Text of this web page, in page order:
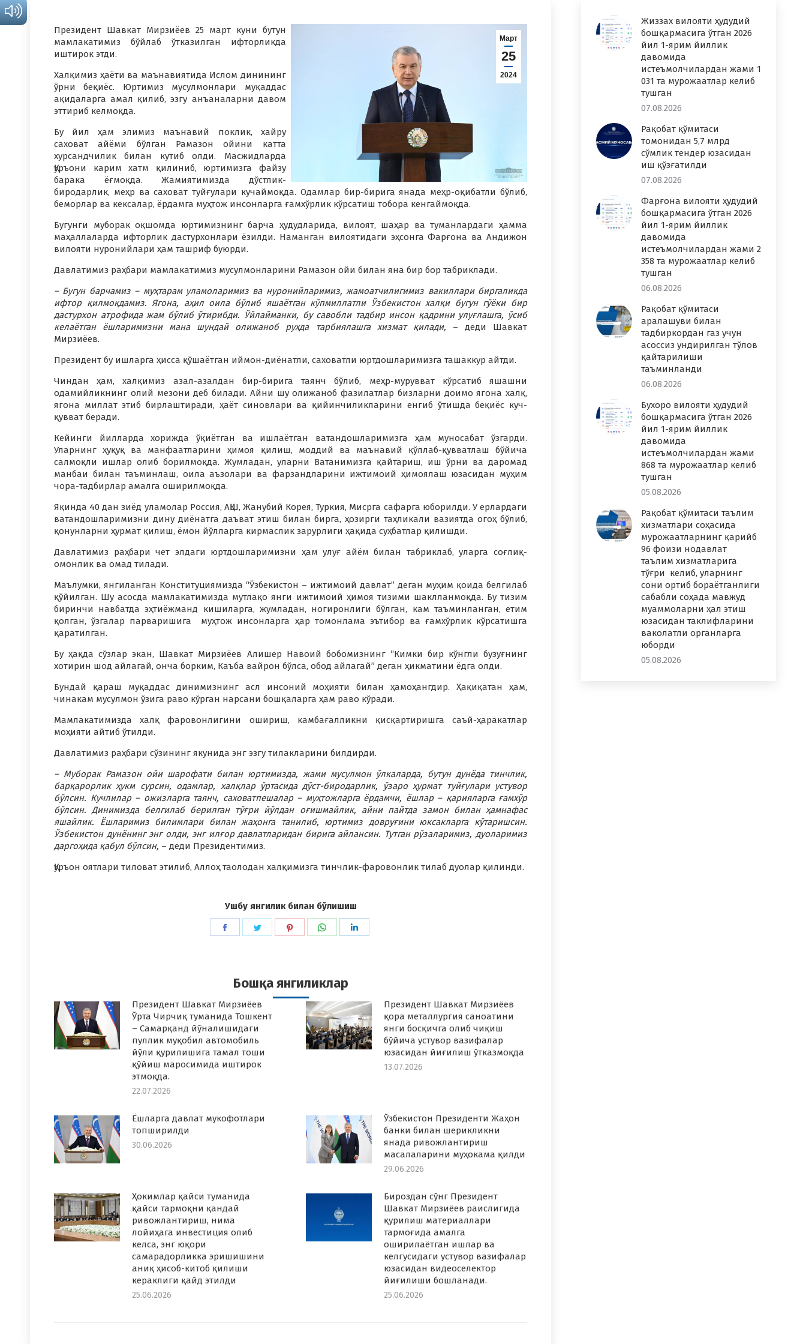
Март
25
2024
Президент Шавкат Мирзиёев 25 март куни бутун
мамлакатимиз бўйлаб ўтказилган ифторликда
иштирок этди.
Халқимиз ҳаёти ва маънавиятида Ислом динининг
ўрни беқиёс. Юртимиз мусулмонлари муқаддас
ақидаларга амал қилиб, эзгу анъаналарни давом
эттириб келмоқда.
Бу йил ҳам элимиз маънавий поклик, хайру
саховат айёми бўлган Рамазон ойини катта
хурсандчилик билан кутиб олди. Масжидларда
Қуръони карим хатм қилиниб, юртимизга файзу
барака ёғмоқда. Жамиятимизда дўстлик-
биродарлик, меҳр ва саховат туйғулари кучаймоқда. Одамлар бир-бирига янада меҳр-оқибатли бўлиб,
беморлар ва кексалар, ёрдамга муҳтож инсонларга ғамхўрлик кўрсатиш тобора кенгаймоқда.
Бугунги муборак оқшомда юртимизнинг барча ҳудудларида, вилоят, шаҳар ва туманлардаги ҳамма
маҳаллаларда ифторлик дастурхонлари ёзилди. Наманган вилоятидаги эҳсонга Фарғона ва Андижон
вилояти нуронийлари ҳам ташриф буюрди.
Давлатимиз раҳбари мамлакатимиз мусулмонларини Рамазон ойи билан яна бир бор табриклади.
– Бугун барчамиз – муҳтарам уламоларимиз ва нуронийларимиз, жамоатчилигимиз вакиллари биргаликда
ифтор қилмоқдамиз. Ягона, аҳил оила бўлиб яшаётган кўпмиллатли Ўзбекистон халқи бугун гўёки бир
дастурхон атрофида жам бўлиб ўтирибди. Ўйлайманки, бу савобли тадбир инсон қадрини улуғлашга, ўсиб
келаётган ёшларимизни мана шундай олижаноб руҳда тарбиялашга хизмат қилади, – деди Шавкат
Мирзиёев.
Президент бу ишларга ҳисса қўшаётган иймон-диёнатли, саховатли юртдошларимизга ташаккур айтди.
Чиндан ҳам, халқимиз азал-азалдан бир-бирига таянч бўлиб, меҳр-мурувват кўрсатиб яшашни
одамийликнинг олий мезони деб билади. Айни шу олижаноб фазилатлар бизларни доимо ягона халқ,
ягона миллат этиб бирлаштиради, ҳаёт синовлари ва қийинчиликларини енгиб ўтишда беқиёс куч-
қувват беради.
Кейинги йилларда хорижда ўқиётган ва ишлаётган ватандошларимизга ҳам муносабат ўзгарди.
Уларнинг ҳуқуқ ва манфаатларини ҳимоя қилиш, моддий ва маънавий қўллаб-қувватлаш бўйича
салмоқли ишлар олиб борилмоқда. Жумладан, уларни Ватанимизга қайтариш, иш ўрни ва даромад
манбаи билан таъминлаш, оила аъзолари ва фарзандларини ижтимоий ҳимоялаш юзасидан муҳим
чора-тадбирлар амалга оширилмоқда.
Яқинда 40 дан зиёд уламолар Россия, АҚШ, Жанубий Корея, Туркия, Мисрга сафарга юборилди. У ерлардаги
ватандошларимизни дину диёнатга даъват этиш билан бирга, ҳозирги таҳликали вазиятда огоҳ бўлиб,
қонунларни ҳурмат қилиш, ёмон йўлларга кирмаслик зарурлиги ҳақида суҳбатлар қилишди.
Давлатимиз раҳбари чет элдаги юртдошларимизни ҳам улуғ айём билан табриклаб, уларга соғлиқ-
омонлик ва омад тилади.
Маълумки, янгиланган Конституциямизда “Ўзбекистон – ижтимоий давлат” деган муҳим қоида белгилаб
қўйилган. Шу асосда мамлакатимизда мутлақо янги ижтимоий ҳимоя тизими шаклланмоқда. Бу тизим
биринчи навбатда эҳтиёжманд кишиларга, жумладан, ногиронлиги бўлган, кам таъминланган, етим
қолган, ўзгалар парваришига муҳтож инсонларга ҳар томонлама эътибор ва ғамхўрлик кўрсатишга
қаратилган.
Бу ҳақда сўзлар экан, Шавкат Мирзиёев Алишер Навоий бобомизнинг “Кимки бир кўнгли бузуғнинг
хотирин шод айлагай, онча борким, Каъба вайрон бўлса, обод айлагай” деган ҳикматини ёдга олди.
Бундай қараш муқаддас динимизнинг асл инсоний моҳияти билан ҳамоҳангдир. Ҳақиқатан ҳам,
чинакам мусулмон ўзига раво кўрган нарсани бошқаларга ҳам раво кўради.
Мамлакатимизда халқ фаровонлигини ошириш, камбағалликни қисқартиришга саъй-ҳаракатлар
моҳияти айтиб ўтилди.
Давлатимиз раҳбари сўзининг якунида энг эзгу тилакларини билдирди.
– Муборак Рамазон ойи шарофати билан юртимизда, жами мусулмон ўлкаларда, бутун дунёда тинчлик,
барқарорлик ҳукм сурсин, одамлар, халқлар ўртасида дўст-биродарлик, ўзаро ҳурмат туйғулари устувор
бўлсин. Кучлилар – ожизларга таянч, саховатпешалар – муҳтожларга ёрдамчи, ёшлар – қарияларга ғамхўр
бўлсин. Динимизда белгилаб берилган тўғри йўлдан оғишмайлик, айни пайтда замон билан ҳамнафас
яшайлик. Ёшларимиз билимлари билан жаҳонга танилиб, юртимиз довруғини юксакларга кўтаришсин.
Ўзбекистон дунёнинг энг олди, энг илғор давлатларидан бирига айлансин. Тутган рўзаларимиз, дуоларимиз
даргоҳида қабул бўлсин, – деди Президентимиз.
Қуръон оятлари тиловат этилиб, Аллоҳ таолодан халқимизга тинчлик-фаровонлик тилаб дуолар қилинди.
Ушбу янгилик билан бўлишиш
Share
Share
Share
Share
Бошқа янгиликлар
Президент Шавкат Мирзиёев
Ўрта Чирчиқ туманида Тошкент
– Самарқанд йўналишидаги
пуллик муқобил автомобиль
йўли қурилишига тамал тоши
қўйиш маросимида иштирок
этмоқда.
22.07.2026
Президент Шавкат Мирзиёев
қора металлургия саноатини
янги босқичга олиб чиқиш
бўйича устувор вазифалар
юзасидан йиғилиш ўтказмоқда
13.07.2026
Ёшларга давлат мукофотлари
топширилди
30.06.2026
Ўзбекистон Президенти Жаҳон
банки билан шерикликни
янада ривожлантириш
масалаларини муҳокама қилди
29.06.2026
Ҳокимлар қайси туманида
қайси тармоқни қандай
ривожлантириш, нима
лойиҳага инвестиция олиб
келса, энг юқори
самарадорликка эришишини
аниқ ҳисоб-китоб қилиши
кераклиги қайд этилди
25.06.2026
Бироздан сўнг Президент
Шавкат Мирзиёев раислигида
қурилиш материаллари
тармоғида амалга
оширилаётган ишлар ва
келгусидаги устувор вазифалар
юзасидан видеоселектор
йиғилиши бошланади.
25.06.2026
Жиззах вилояти ҳудудий
бошқармасига ўтган 2026
йил 1-ярим йиллик
давомида
истеъмолчилардан жами 1
031 та мурожаатлар келиб
тушган
07.08.2026
Рақобат қўмитаси
томонидан 5,7 млрд
сўмлик тендер юзасидан
иш қўзғатилди
07.08.2026
Фарғона вилояти ҳудудий
бошқармасига ўтган 2026
йил 1-ярим йиллик
давомида
истеъмолчилардан жами 2
358 та мурожаатлар келиб
тушган
06.08.2026
Рақобат қўмитаси
аралашуви билан
тадбиркордан газ учун
асоссиз ундирилган тўлов
қайтарилиши
таъминланди
06.08.2026
Бухоро вилояти ҳудудий
бошқармасига ўтган 2026
йил 1-ярим йиллик
давомида
истеъмолчилардан жами
868 та мурожаатлар келиб
тушган
05.08.2026
Рақобат қўмитаси таълим
хизматлари соҳасида
мурожаатларнинг қарийб
96 фоизи нодавлат
таълим хизматларига
тўғри келиб, уларнинг
сони ортиб бораётганлиги
сабабли соҳада мавжуд
муаммоларни ҳал этиш
юзасидан таклифларини
ваколатли органларга
юборди
05.08.2026